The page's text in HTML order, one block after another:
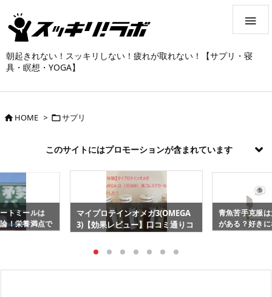
朝起きれない！スッキリしない！疲れが取れない！【サプリ・寝
具・瞑想・YOGA】

HOME > サプリ
このサイトにはプロモーションが含まれています
トミールは
！栄養満点で
マイプロテインオメガ3(OMEGA
3)【効果レビュー】口コミ通りコ
レステロール値減少！
青魚苦手克服
がある？好き
シピ